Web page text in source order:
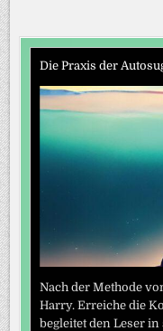
Die Praxis der
Nach der Methode
Harry. Erreiche die
begleitet den Leser